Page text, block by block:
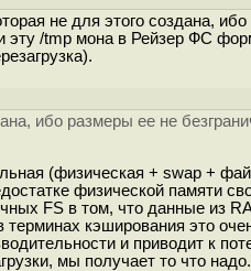
не для этого создана,
эту /tmp мона в Рейзер ФС
ибо размеры ее не
(физическая + swap +
физической памяти
FS в том, что данные из
терминах кэширования это
и приводит к
мы получает то что надо.